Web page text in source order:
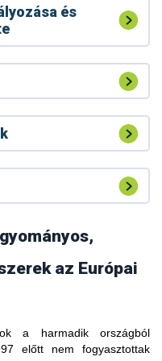
és
az Európai
a harmadik országból
előtt nem fogyasztottak
hagyományos italként
Libériában,